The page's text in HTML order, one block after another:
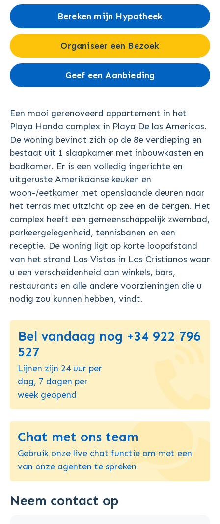
Bereken mijn Hypotheek
Organiseer een Bezoek
Geef een Aanbieding
Een mooi gerenoveerd appartement in het
Playa Honda complex in Playa De las Americas.
De woning bevindt zich op de 8e verdieping en
bestaat uit 1 slaapkamer met inbouwkasten en
badkamer. Er is een volledig ingerichte en
uitgeruste Amerikaanse keuken en
woon-/eetkamer met openslaande deuren naar
het terras met uitzicht op zee en de bergen. Het
complex heeft een gemeenschappelijk zwembad,
parkeergelegenheid, tennisbanen en een
receptie. De woning ligt op korte loopafstand
van het strand Las Vistas in Los Cristianos waar
u een verscheidenheid aan winkels, bars,
restaurants en alle andere voorzieningen die u
nodig zou kunnen hebben, vindt.
Bel vandaag nog +34 922 796
527
Lijnen zijn 24 uur per
dag, 7 dagen per
week geopend
Chat met ons team
Gebruik onze live chat functie om met een
van onze agenten te spreken
Neem contact op